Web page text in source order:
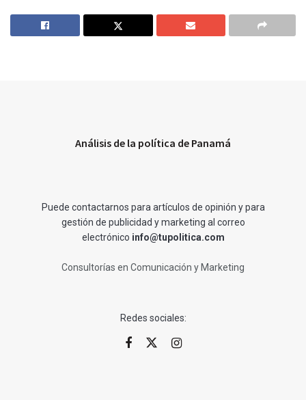
Análisis de la política de Panamá
Puede contactarnos para artículos de opinión y para
gestión de publicidad y marketing al correo
electrónico info@tupolitica.com
Consultorías en Comunicación y Marketing
Redes sociales: